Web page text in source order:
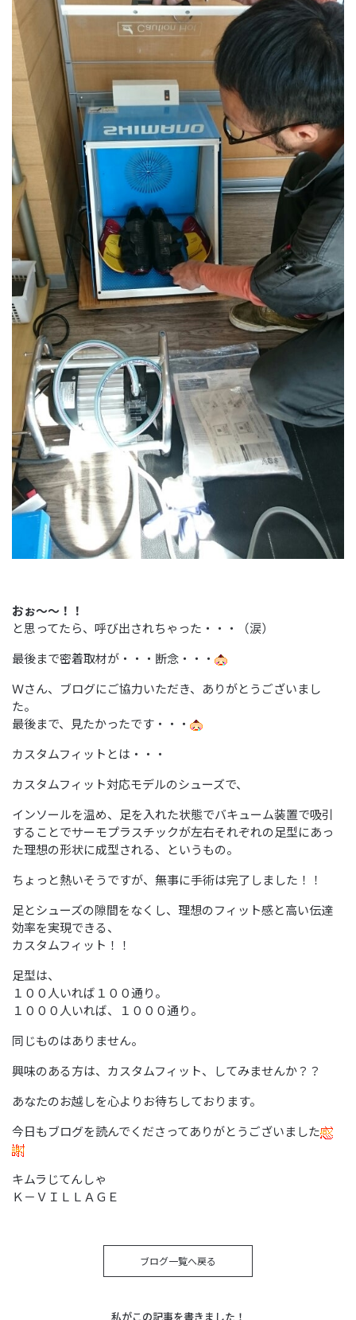
おぉ～～！！
と思ってたら、呼び出されちゃった・・・（涙）
最後まで密着取材が・・・断念・・・
Ｗさん、ブログにご協力いただき、ありがとうございまし
た。
最後まで、見たかったです・・・
カスタムフィットとは・・・
カスタムフィット対応モデルのシューズで、
インソールを温め、足を入れた状態でバキューム装置で吸引
することでサーモプラスチックが左右それぞれの足型にあっ
た理想の形状に成型される、というもの。
ちょっと熱いそうですが、無事に手術は完了しました！！
足とシューズの隙間をなくし、理想のフィット感と高い伝達
効率を実現できる、
カスタムフィット！！
足型は、
１００人いれば１００通り。
１０００人いれば、１０００通り。
同じものはありません。
興味のある方は、カスタムフィット、してみませんか？？
あなたのお越しを心よりお待ちしております。
今日もブログを読んでくださってありがとうございました
キムラじてんしゃ
Ｋ－ＶＩＬＬＡＧＥ
ブログ一覧へ戻る
私がこの記事を書きました！